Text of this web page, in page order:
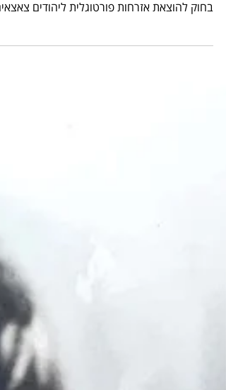
לכל מי שלא שמע עדיין - נשיא פורטוגל, לחץ על
בחוק להוצאת אזרחות פורטוגלית ליהודים